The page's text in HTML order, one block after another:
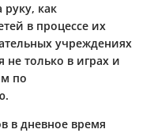
как
в процессе их
учреждениях
не только в играх и
по
в дневное время